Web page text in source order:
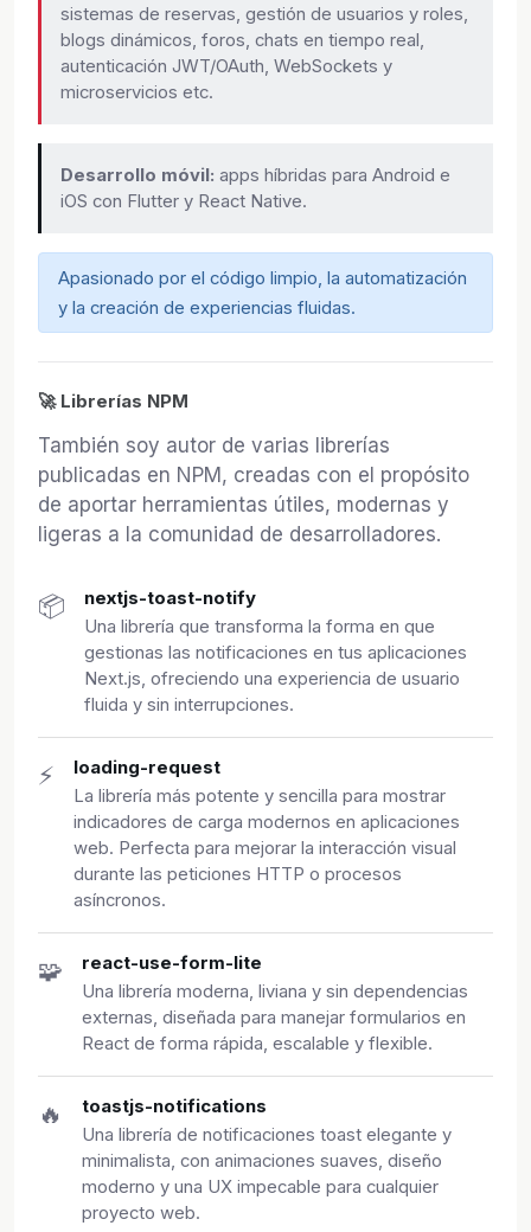
sistemas de reservas, gestión de usuarios y roles,
blogs dinámicos, foros, chats en tiempo real,
autenticación JWT/OAuth, WebSockets y
microservicios etc.
Desarrollo móvil: apps híbridas para Android e
iOS con Flutter y React Native.
Apasionado por el código limpio, la automatización
y la creación de experiencias fluidas.
🚀 Librerías NPM
También soy autor de varias librerías
publicadas en NPM, creadas con el propósito
de aportar herramientas útiles, modernas y
ligeras a la comunidad de desarrolladores.
📦 nextjs-toast-notify
Una librería que transforma la forma en que
gestionas las notificaciones en tus aplicaciones
Next.js, ofreciendo una experiencia de usuario
fluida y sin interrupciones.
⚡ loading-request
La librería más potente y sencilla para mostrar
indicadores de carga modernos en aplicaciones
web. Perfecta para mejorar la interacción visual
durante las peticiones HTTP o procesos
asíncronos.
🧩 react-use-form-lite
Una librería moderna, liviana y sin dependencias
externas, diseñada para manejar formularios en
React de forma rápida, escalable y flexible.
🔥 toastjs-notifications
Una librería de notificaciones toast elegante y
minimalista, con animaciones suaves, diseño
moderno y una UX impecable para cualquier
proyecto web.